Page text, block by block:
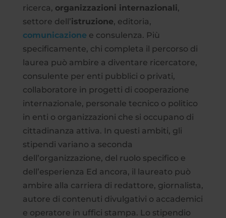
ricerca, organizzazioni internazionali,
settore dell’istruzione, editoria,
comunicazionee consulenza. Più
specificamente, chi completa il percorso di
laurea può ambire a diventare ricercatore,
consulente per enti pubblici o privati,
collaboratore in progetti di cooperazione
internazionale, personale tecnico o politico
in enti o organizzazioni che si occupano di
cittadinanza attiva. In questi ambiti, gli
stipendi variano a seconda
dell’organizzazione, del ruolo specifico e
dell’esperienza Ed ancora, il laureato può
ambire alla carriera di redattore, giornalista,
autore di contenuti divulgativi o accademici
e operatore in uffici stampa. Lo stipendio